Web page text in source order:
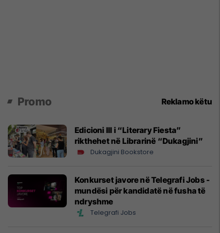
Promo Reklamo këtu
Edicioni III i “Literary Fiesta”
rikthehet në Librarinë “Dukagjini”
Dukagjini Bookstore
Konkurset javore në Telegrafi Jobs -
mundësi për kandidatë në fusha të
ndryshme
Telegrafi Jobs